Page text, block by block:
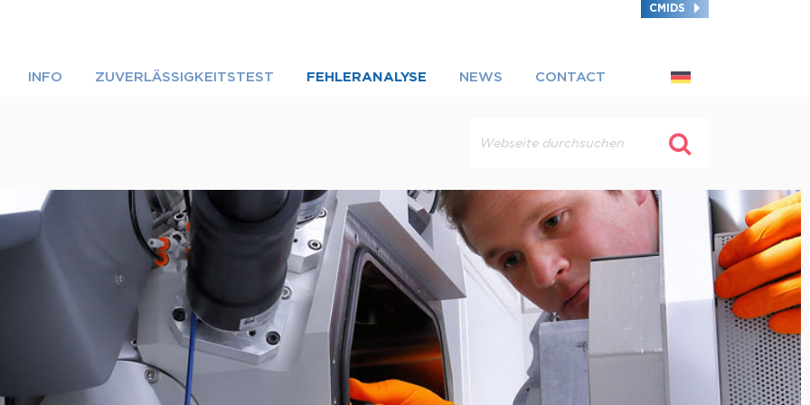
INFO ZUVERLÄSSIGKEITSTEST FEHLERANALYSE NEWS CONTACT
CMIDS